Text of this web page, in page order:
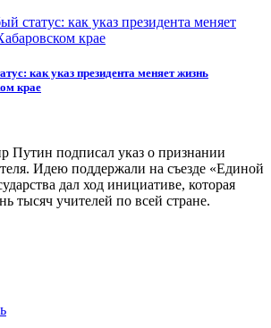
как указ президента меняет жизнь
крае
Путин подписал указ о признании
Идею поддержали на съезде «Единой
дал ход инициативе, которая
тысяч учителей по всей стране.